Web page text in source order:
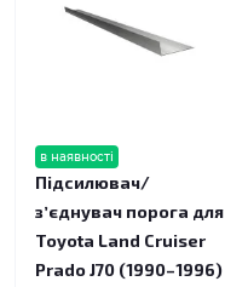
в наявності
Підсилювач/
зʼєднувач порога для
Toyota Land Cruiser
Prado J70 (1990–1996)